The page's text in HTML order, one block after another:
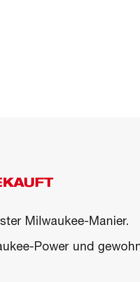
Milwaukee-Manier.
Power und